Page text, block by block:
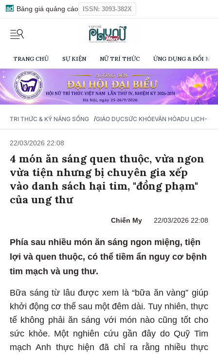
Bảng giá quảng cáo ISSN: 3093-382X
TRANG CHỦ SỰ KIỆN NỮ TRÍ THỨC ỨNG DỤNG & ĐỔI
TRI THỨC & KỸ NĂNG SỐNG /GIÁO DỤCSỨC KHỎEVĂN HÓADU LỊCH-
22/03/2026 22:08
4 món ăn sáng quen thuộc, vừa ngon
vừa tiện nhưng bị chuyên gia xếp
vào danh sách hại tim, "đồng phạm"
của ung thư
Chiến My 22/03/2026 22:08
Phía sau nhiều món ăn sáng ngon miệng, tiện
lợi và quen thuộc, có thể tiềm ẩn nguy cơ bệnh
tim mạch và ung thư.
Bữa sáng từ lâu được xem là “bữa ăn vàng” giúp
khởi động cơ thể sau một đêm dài. Tuy nhiên, thực
tế không phải ăn sáng với món nào cũng tốt cho
sức khỏe. Một nghiên cứu gần đây do Quỹ Tim
mạch Anh thực hiện đã chỉ ra rằng nhiều thực